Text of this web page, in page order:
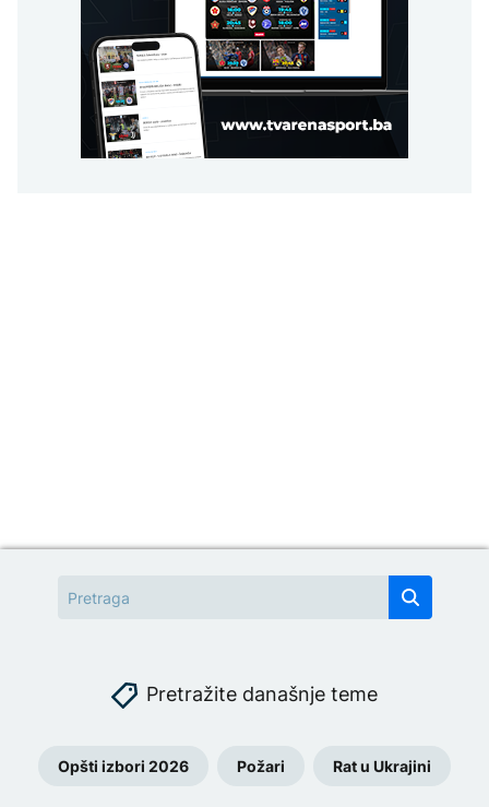
Pretražite današnje teme
Opšti izbori 2026 Požari Rat u Ukrajini